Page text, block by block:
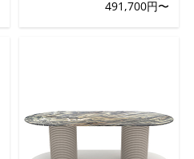
491,700円〜